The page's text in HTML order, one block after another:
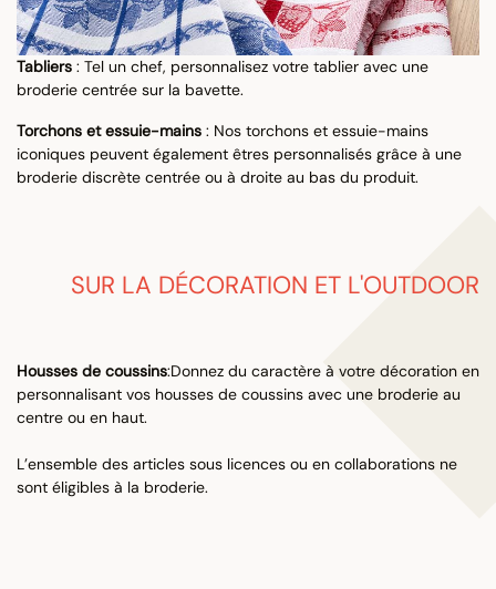
Tabliers : Tel un chef, personnalisez votre tablier avec une
broderie centrée sur la bavette.
Torchons et essuie-mains : Nos torchons et essuie-mains
iconiques peuvent également êtres personnalisés grâce à une
broderie discrète centrée ou à droite au bas du produit.
SUR LA DÉCORATION ET L'OUTDOOR
Housses de coussins:Donnez du caractère à votre décoration en
personnalisant vos housses de coussins avec une broderie au
centre ou en haut.
L’ensemble des articles sous licences ou en collaborations ne
sont éligibles à la broderie.